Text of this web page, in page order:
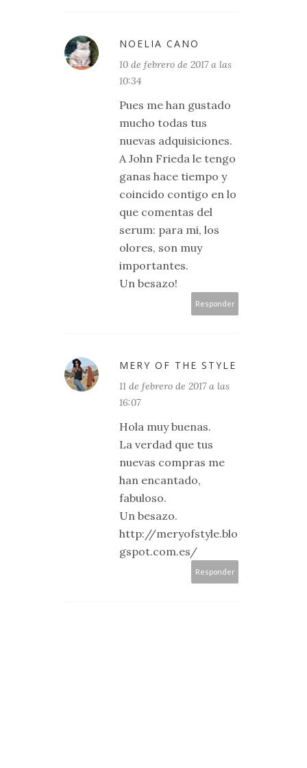
NOELIA CANO
10 de febrero de 2017 a las
10:34
Pues me han gustado
mucho todas tus
nuevas adquisiciones.
A John Frieda le tengo
ganas hace tiempo y
coincido contigo en lo
que comentas del
serum: para mi, los
olores, son muy
importantes.
Un besazo!
Responder
MERY OF THE STYLE
11 de febrero de 2017 a las
16:07
Hola muy buenas.
La verdad que tus
nuevas compras me
han encantado,
fabuloso.
Un besazo.
http://meryofstyle.blo
gspot.com.es/
Responder